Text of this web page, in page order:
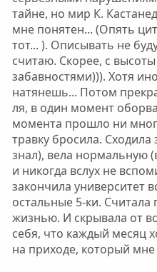
тайне, но мир К.
мне понятен... (Опять
тот... ). Описывать не
считаю. Скорее, с
забавностями))). Хотя
натянешь... Потом
ля, в один момент
момента прошло ни
травку бросила.
знал), вела нормальную
и никогда вслух не
закончила университет
остальные 5-ки.
жизнью. И скрывала от
себя, что каждый месяц
на приходе, который мне